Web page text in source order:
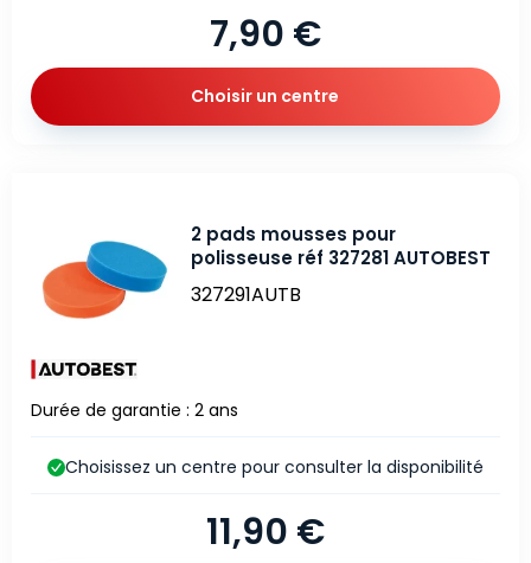
7,90 €
Choisir un centre
2 pads mousses pour
polisseuse réf 327281 AUTOBEST
327291AUTB
Durée de garantie : 2 ans
11,90 €
Choisissez un centre pour consulter la disponibilité